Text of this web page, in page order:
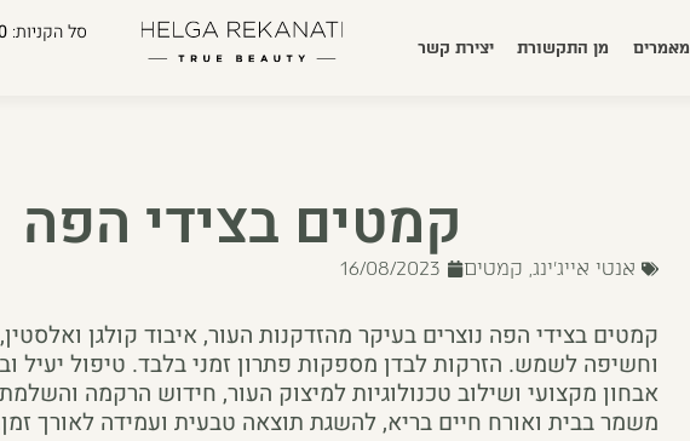
מאמרים מן התקשורת יצירת קשר
סל הקניות:
קמטים בצידי הפה
אנטי אייג'ינג, קמטים 16/08/2023
קמטים בצידי הפה נוצרים בעיקר מהזדקנות העור, איבוד קולגן
וחשיפה לשמש. הזרקות לבדן מספקות פתרון זמני בלבד. טיפול יעיל
אבחון מקצועי ושילוב טכנולוגיות למיצוק העור, חידוש הרקמה
משמר בבית ואורח חיים בריא, להשגת תוצאה טבעית ועמידה לאורך